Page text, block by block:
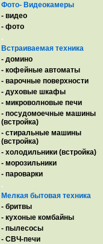
Фото- Видеокамеры
- видео
- фото
.
Встраиваемая техника
- домино
- кофейные автоматы
- варочные поверхности
- духовые шкафы
- микроволновые печи
- посудомоечные машины
(встройка)
- стиральные машины
(встройка)
- холодильники (встройка)
- морозильники
- пароварки
.
Мелкая бытовая техника
- бритвы
- кухоные комбайны
- пылесосы
- СВЧ-печи